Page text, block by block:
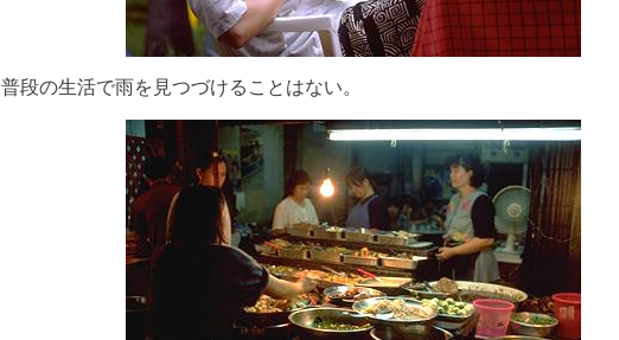
普段の生活で雨を見つづけることはない。